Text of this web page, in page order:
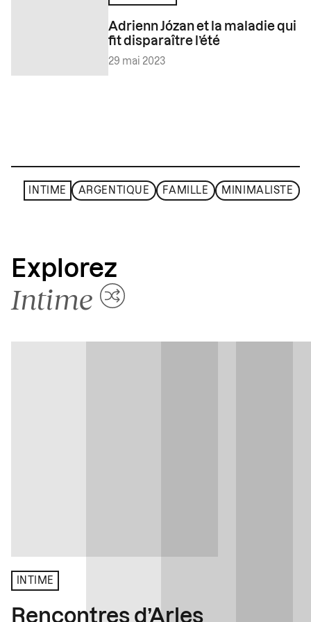
Adrienn Józan et la maladie qui
fit disparaître l’été
29 mai 2023
INTIME ARGENTIQUE FAMILLE MINIMALISTE
Explorez
Intime
INTIME
Rencontres d’Arles